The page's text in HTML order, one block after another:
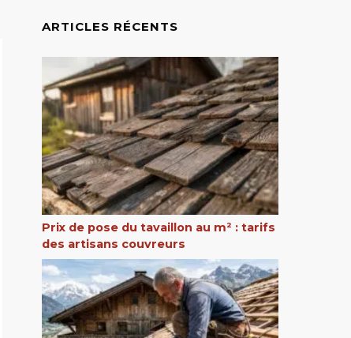
ARTICLES RÉCENTS
Prix de pose du tavaillon au m² : tarifs
des artisans couvreurs